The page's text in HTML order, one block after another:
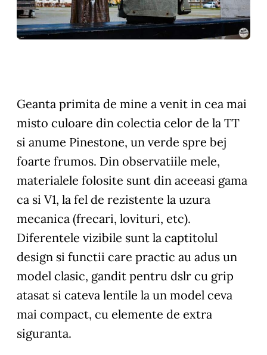
Geanta primita de mine a venit in cea mai
misto culoare din colectia celor de la TT
si anume Pinestone, un verde spre bej
foarte frumos. Din observatiile mele,
materialele folosite sunt din aceeasi gama
ca si V1, la fel de rezistente la uzura
mecanica (frecari, lovituri, etc).
Diferentele vizibile sunt la captitolul
design si functii care practic au adus un
model clasic, gandit pentru dslr cu grip
atasat si cateva lentile la un model ceva
mai compact, cu elemente de extra
siguranta.